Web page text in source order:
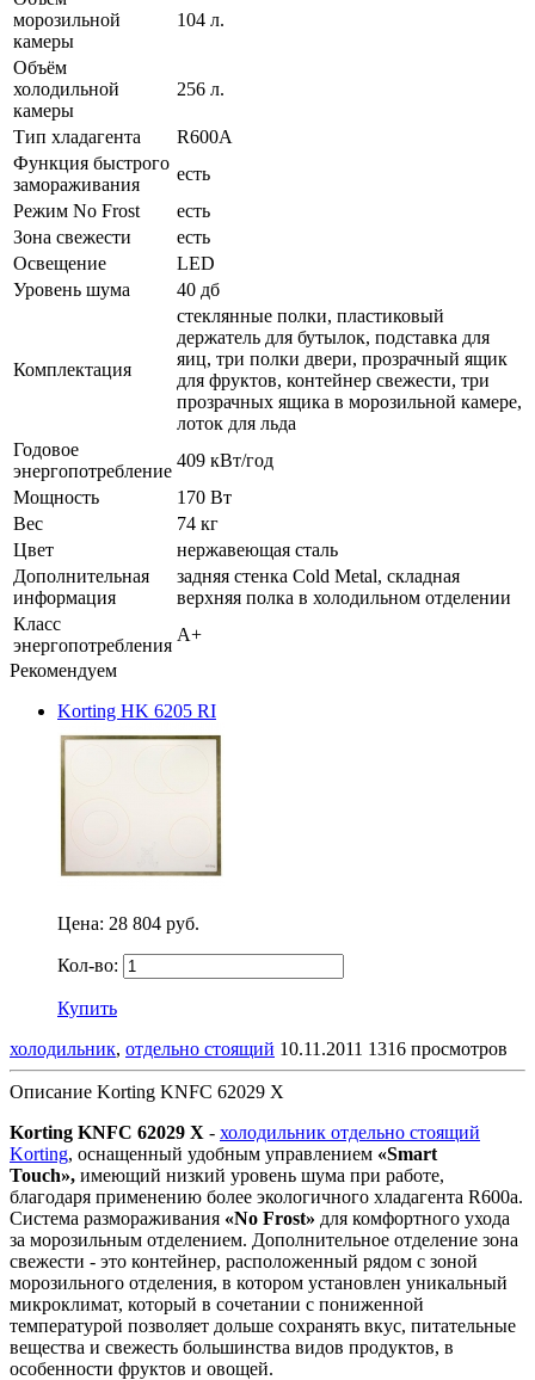
морозильной
камеры
104 л.
Объём
холодильной
камеры
256 л.
Тип хладагента
R600A
Функция быстрого
замораживания
есть
Режим No Frost
есть
Зона свежести
есть
Освещение
LED
Уровень шума
40 дб
Комплектация
стеклянные полки, пластиковый
держатель для бутылок, подставка для
яиц, три полки двери, прозрачный ящик
для фруктов, контейнер свежести, три
прозрачных ящика в морозильной камере,
лоток для льда
Годовое
энергопотребление
409 кВт/год
Мощность
170 Вт
Вес
74 кг
Цвет
нержавеющая сталь
Дополнительная
информация
задняя стенка Cold Metal, складная
верхняя полка в холодильном отделении
Класс
энергопотребления
А+
Рекомендуем
Korting HK 6205 RI
Цена: 28 804 руб.
Кол-во:
Купить
холодильник, отдельно стоящий 10.11.2011 1316 просмотров
Описание Korting KNFC 62029 X
Korting KNFC 62029 X - холодильник отдельно стоящий
Korting, оснащенный удобным управлением «Smart
Touch», имеющий низкий уровень шума при работе,
благодаря применению более экологичного хладагента R600a.
Система размораживания «No Frost» для комфортного ухода
за морозильным отделением. Дополнительное отделение зона
свежести - это контейнер, расположенный рядом с зоной
морозильного отделения, в котором установлен уникальный
микроклимат, который в сочетании с пониженной
температурой позволяет дольше сохранять вкус, питательные
вещества и свежесть большинства видов продуктов, в
особенности фруктов и овощей.